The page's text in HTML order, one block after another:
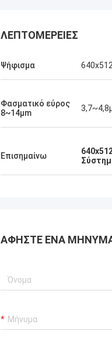
ΛΕΠΤΟΜΈΡΕΙΕΣ
Ψήφισμα
Φασματικό εύρος
8~14μm
Επισημαίνω
ΑΦΉΣΤΕ ΈΝΑ